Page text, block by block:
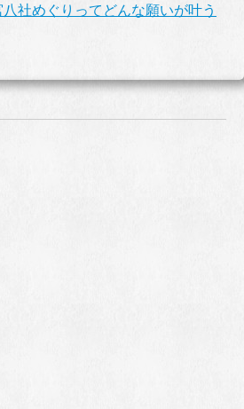
社めぐりってどんな願いが叶う